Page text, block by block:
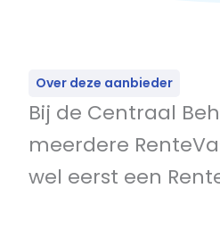
Over deze aanbieder
Bij de Centraal
meerdere
wel eerst een